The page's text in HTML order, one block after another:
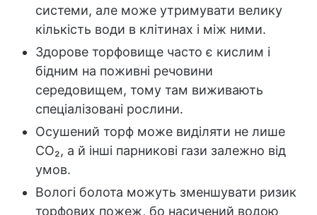
системи, але може утримувати велику
кількість води в клітинах і між ними.
Здорове торфовище часто є кислим і
бідним на поживні речовини
середовищем, тому там виживають
спеціалізовані рослини.
Осушений торф може виділяти не лише
CO₂, а й інші парникові гази залежно від
умов.
Вологі болота можуть зменшувати ризик
торфових пожеж, бо насичений водою